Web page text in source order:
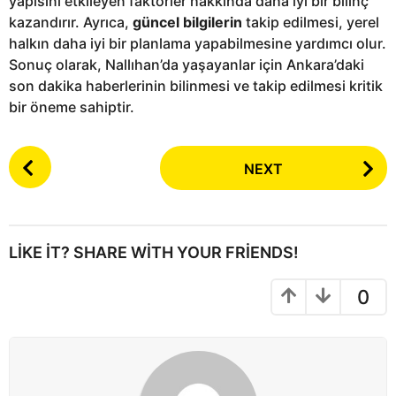
kazandırır. Ayrıca, güncel bilgilerin takip edilmesi, yerel
halkın daha iyi bir planlama yapabilmesine yardımcı olur.
Sonuç olarak, Nallıhan’da yaşayanlar için Ankara’daki
son dakika haberlerinin bilinmesi ve takip edilmesi kritik
bir öneme sahiptir.
P
o
P
NEXT
LIKE IT? SHARE WITH YOUR FRIENDS!
0